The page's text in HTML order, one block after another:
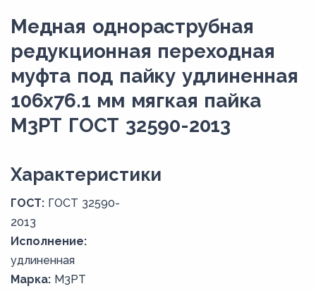
Медная однораструбная
редукционная переходная
муфта под пайку удлиненная
106х76.1 мм мягкая пайка
М3РТ ГОСТ 32590-2013
Xарактеристики
ГОСТ: ГОСТ 32590-
2013
Исполнение:
удлиненная
Марка: М3РТ